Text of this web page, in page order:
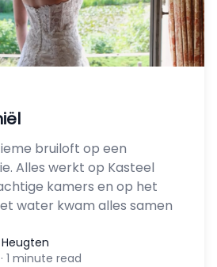
bruiloft op een
Alles werkt op Kasteel
kamers en op het
water kwam alles samen
· 1 minute read